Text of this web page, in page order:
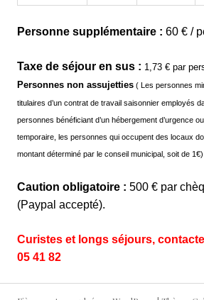
Personne supplémentaire : 60 € /
Taxe de séjour en sus : 1,73 € par
Personnes non assujetties ( Les personnes
titulaires d’un contrat de travail saisonnier employés
personnes bénéficiant d’un hébergement d’urgence
temporaire, les personnes qui occupent des locaux
montant déterminé par le conseil municipal, soit de 1€)
Caution obligatoire : 500 € par
(Paypal accepté).
Curistes et longs séjours,
05 41 82